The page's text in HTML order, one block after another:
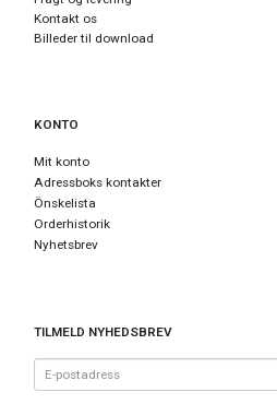
Kontakt os
Billeder til download
KONTO
Mit konto
Adressboks kontakter
Önskelista
Orderhistorik
Nyhetsbrev
TILMELD NYHEDSBREV
postadress